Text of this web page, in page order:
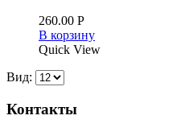
260.00 Р
В корзину
Quick View
Вид:
Контакты